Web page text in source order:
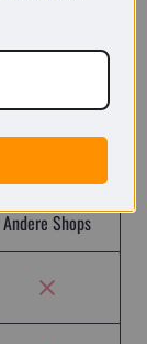
von Nerds
wie in
Andere Shops